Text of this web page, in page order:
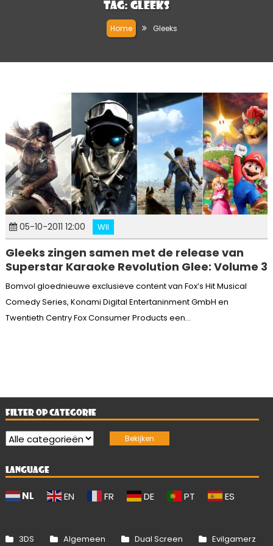
Tag: Gleeks
Home Gleeks
05-10-2011 12:00 WII
Gleeks zingen samen met de release van
Superstar Karaoke Revolution Glee: Volume 3
Bomvol gloednieuwe exclusieve content van Fox’s Hit Musical
Comedy Series, Konami Digital Entertaninment GmbH en
Twentieth Centry Fox Consumer Products een...
FILTER OP CATEGORIE
LANGUAGE
NL EN FR DE PT ES
3DS Algemeen Dual Screen Evilgamerz